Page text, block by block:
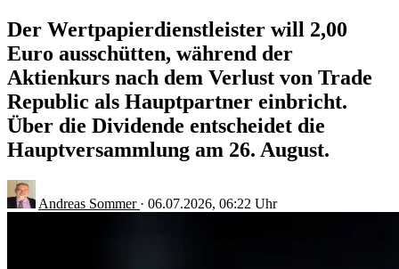
Der Wertpapierdienstleister will 2,00
Euro ausschütten, während der
Aktienkurs nach dem Verlust von Trade
Republic als Hauptpartner einbricht.
Über die Dividende entscheidet die
Hauptversammlung am 26. August.
Andreas Sommer · 06.07.2026, 06:22 Uhr